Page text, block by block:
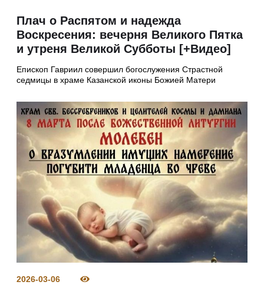
Плач о Распятом и надежда
Воскресения: вечерня Великого Пятка
и утреня Великой Субботы [+Видео]
Епископ Гавриил совершил богослужения Страстной
седмицы в храме Казанской иконы Божией Матери
2026-03-06